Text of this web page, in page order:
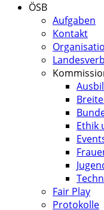
ÖSB
Aufgaben
Kontakt
Ethik
Fair Play
Protokolle